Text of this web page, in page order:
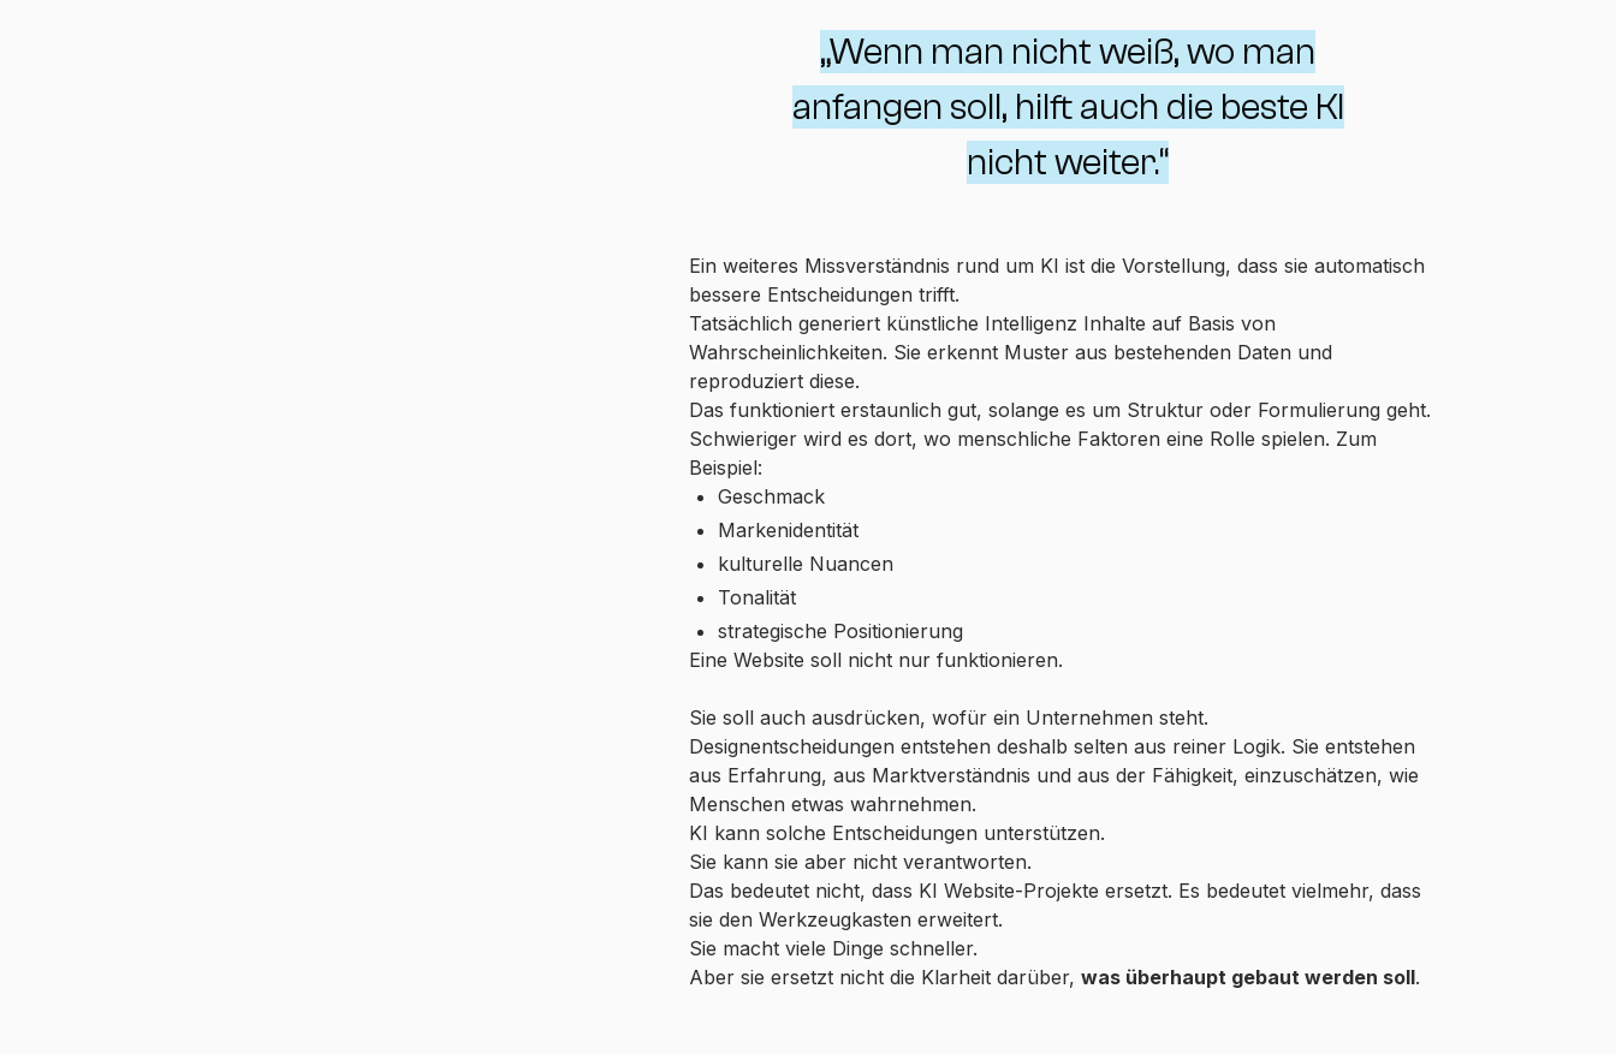
„Wenn man nicht weiß, wo man
anfangen soll, hilft auch die beste KI
nicht weiter.“
Ein weiteres Missverständnis rund um KI ist die Vorstellung, dass sie automatisch
bessere Entscheidungen trifft.
Tatsächlich generiert künstliche Intelligenz Inhalte auf Basis von
Wahrscheinlichkeiten. Sie erkennt Muster aus bestehenden Daten und
reproduziert diese.
Das funktioniert erstaunlich gut, solange es um Struktur oder Formulierung geht.
Schwieriger wird es dort, wo menschliche Faktoren eine Rolle spielen. Zum
Beispiel:
Geschmack
Markenidentität
kulturelle Nuancen
Tonalität
strategische Positionierung
Eine Website soll nicht nur funktionieren.
Sie soll auch ausdrücken, wofür ein Unternehmen steht.
Designentscheidungen entstehen deshalb selten aus reiner Logik. Sie entstehen
aus Erfahrung, aus Marktverständnis und aus der Fähigkeit, einzuschätzen, wie
Menschen etwas wahrnehmen.
KI kann solche Entscheidungen unterstützen.
Sie kann sie aber nicht verantworten.
Das bedeutet nicht, dass KI Website-Projekte ersetzt. Es bedeutet vielmehr, dass
sie den Werkzeugkasten erweitert.
Sie macht viele Dinge schneller.
Aber sie ersetzt nicht die Klarheit darüber, was überhaupt gebaut werden soll.